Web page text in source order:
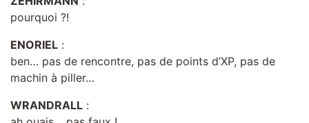
pourquoi ?!
ENORIEL :
ben… pas de rencontre, pas de points d’XP, pas de
machin à piller…
WRANDRALL :